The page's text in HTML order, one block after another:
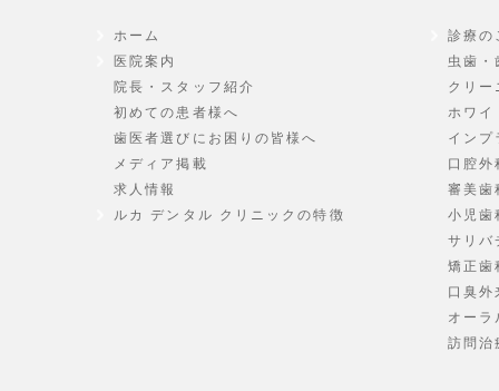
ホーム
医院案内
院長・スタッフ紹介
初めての患者様へ
歯医者選びにお困りの皆様へ
メディア掲載
求人情報
ルカ デンタル クリニックの特徴
診療の
虫歯・
クリー
ホワイ
インプ
口腔外
審美歯
小児歯
サリバ
矯正歯
口臭外
オーラ
訪問治